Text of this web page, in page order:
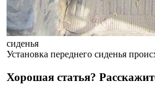
сиденья
Установка переднего сиденья
Хорошая статья?